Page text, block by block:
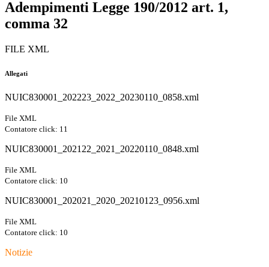
Adempimenti Legge 190/2012 art. 1,
comma 32
FILE XML
Allegati
NUIC830001_202223_2022_20230110_0858.xml
File XML
Contatore click: 11
NUIC830001_202122_2021_20220110_0848.xml
File XML
Contatore click: 10
NUIC830001_202021_2020_20210123_0956.xml
File XML
Contatore click: 10
Notizie